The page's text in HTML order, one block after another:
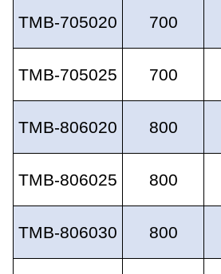
TMB-705020 700
TMB-705025 700
TMB-806020 800
TMB-806025 800
TMB-806030 800